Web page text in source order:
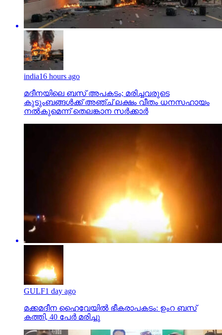
india16 hours ago
മദീനയിലെ ബസ് അപകടം; മരിച്ചവരുടെ
കുടുംബങ്ങള്‍ക്ക് അഞ്ച് ലക്ഷം വീതം ധനസഹായം
നല്‍കുമെന്ന് തെലങ്കാന സര്‍ക്കാര്‍
GULF1 day ago
മക്കമദീന ഹൈവേയില്‍ ഭീകരാപകടം: ഉംറ ബസ്
കത്തി, 40 പേര്‍ മരിച്ചു